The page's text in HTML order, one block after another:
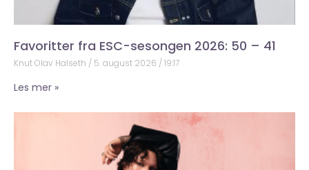
Favoritter fra ESC-sesongen 2026: 50 – 41
Knut Olav Halseth 5. august 2026 19:17
Les mer »